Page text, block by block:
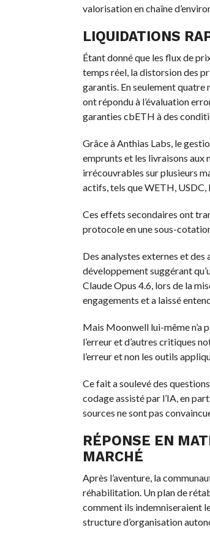
valorisation en chaîne
LIQUIDATIONS
Étant donné que les flux de
temps réel, la distorsion des
garantis. En seulement quatre
ont répondu à l’évaluation
garanties cbETH à des
Grâce à Anthias Labs, le
emprunts et les livraisons aux
irrécouvrables sur plusieurs
actifs, tels que WETH, USDC,
Ces effets secondaires ont
protocole en une sous-
Des analystes externes et
développement suggérant
Claude Opus 4.6, lors de la
engagements et a laissé
Mais Moonwell lui-même n’a
l’erreur et d’autres critiques
l’erreur et non les outils
Ce fait a soulevé des
codage assisté par l’IA, en
sources ne sont pas
RÉPONSE EN
MARCHÉ
Après l’aventure, la
réhabilitation. Un plan de
comment ils indemniseraient
structure d’organisation